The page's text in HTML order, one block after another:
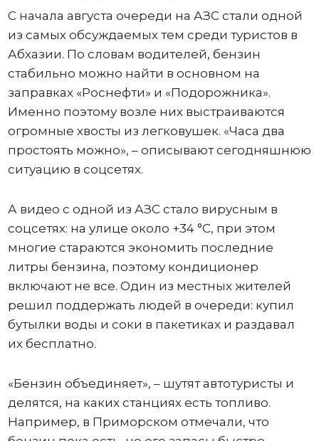
С начала августа очереди на АЗС стали одной
из самых обсуждаемых тем среди туристов в
Абхазии. По словам водителей, бензин
стабильно можно найти в основном на
заправках «Роснефти» и «Подорожника».
Именно поэтому возле них выстраиваются
огромные хвосты из легковушек. «Часа два
простоять можно», – описывают сегодняшнюю
ситуацию в соцсетях.
А видео с одной из АЗС стало вирусным в
соцсетях: на улице около +34 °C, при этом
многие стараются экономить последние
литры бензина, поэтому кондиционер
включают не все. Один из местных жителей
решил поддержать людей в очереди: купил
бутылки воды и соки в пакетиках и раздавал
их бесплатно.
«Бензин объединяет», – шутят автотуристы и
делятся, на каких станциях есть топливо.
Например, в Приморском отмечали, что